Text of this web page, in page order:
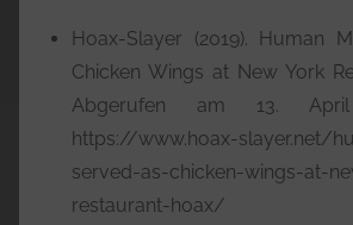
Hoax-Slayer (2019). Human
Chicken Wings at New York
Abgerufen am 13.
https://www.hoax-slayer.net/
served-as-chicken-wings-at-
restaurant-hoax/